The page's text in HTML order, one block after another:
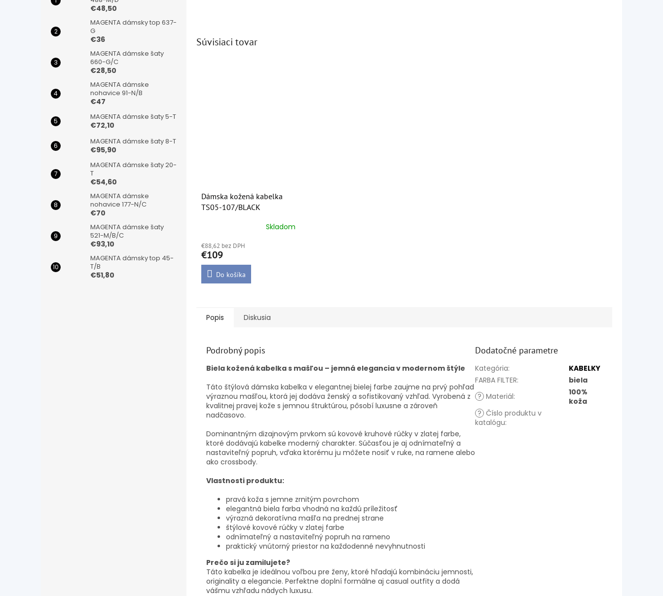
€48,50
MAGENTA dámsky top 637-
G
€36
MAGENTA dámske šaty
660-G/C
€28,50
MAGENTA dámske
nohavice 91-N/B
€47
MAGENTA dámske šaty 5-T
€72,10
MAGENTA dámske šaty 8-T
€95,90
MAGENTA dámske šaty 20-
T
€54,60
MAGENTA dámske
nohavice 177-N/C
€70
MAGENTA dámske šaty
521-M/B/C
€93,10
MAGENTA dámsky top 45-
T/B
€51,80
Súvisiaci tovar
Dámska kožená kabelka
TS05-107/BLACK
produktu
je
5,0
5
Skladom
€88,62 bez DPH
€109
Do košíka
Popis Diskusia
Podrobný popis
Biela kožená kabelka s mašľou – jemná elegancia v modernom štýle
Táto štýlová dámska kabelka v elegantnej bielej farbe zaujme na prvý pohľad
výraznou mašľou, ktorá jej dodáva ženský a sofistikovaný vzhľad. Vyrobená z
kvalitnej pravej kože s jemnou štruktúrou, pôsobí luxusne a zároveň
nadčasovo.
Dominantným dizajnovým prvkom sú kovové kruhové rúčky v zlatej farbe,
ktoré dodávajú kabelke moderný charakter. Súčasťou je aj odnímateľný a
nastaviteľný popruh, vďaka ktorému ju môžete nosiť v ruke, na ramene alebo
ako crossbody.
Vlastnosti produktu:
pravá koža s jemne zrnitým povrchom
elegantná biela farba vhodná na každú príležitosť
výrazná dekoratívna mašľa na prednej strane
štýlové kovové rúčky v zlatej farbe
odnímateľný a nastaviteľný popruh na rameno
praktický vnútorný priestor na každodenné nevyhnutnosti
Prečo si ju zamilujete?
Táto kabelka je ideálnou voľbou pre ženy, ktoré hľadajú kombináciu jemnosti,
originality a elegancie. Perfektne doplní formálne aj casual outfity a dodá
vášmu vzhľadu nádych luxusu.
Dodatočné parametre
Kategória:
KABELKY
FARBA FILTER:
biela
? Materiál:
100%
koža
? Číslo produktu v
katalógu: